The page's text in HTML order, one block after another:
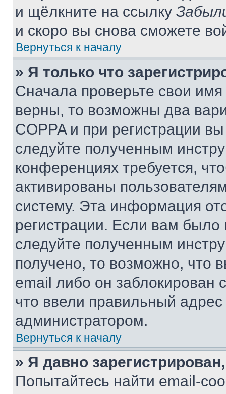
и щёлкните на ссылку
и скоро вы снова сможете
Вернуться к началу
» Я только что
Сначала проверьте свои
верны, то возможны два
COPPA и при регистрации
следуйте полученным
конференциях требуется,
активированы
систему. Эта информация
регистрации. Если вам
следуйте полученным
получено, то возможно, что
email либо он
что ввели правильный адрес
администратором.
Вернуться к началу
» Я давно
Попытайтесь найти email-